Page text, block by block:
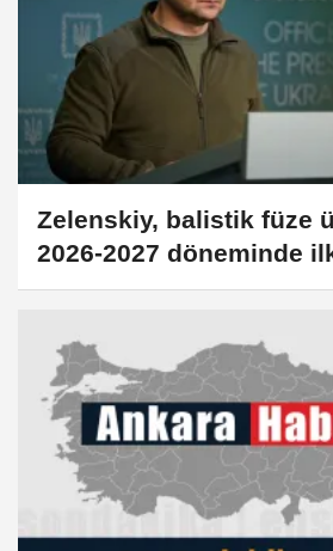
Zelenskiy, balistik füze
2026-2027 döneminde
beklediklerini belirtti